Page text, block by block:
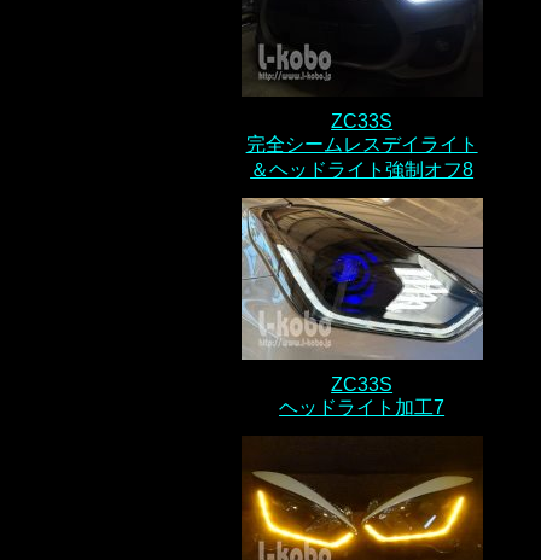
ZC33S
完全シームレスデイライト
＆ヘッドライト強制オフ8
ZC33S
ヘッドライト加工7